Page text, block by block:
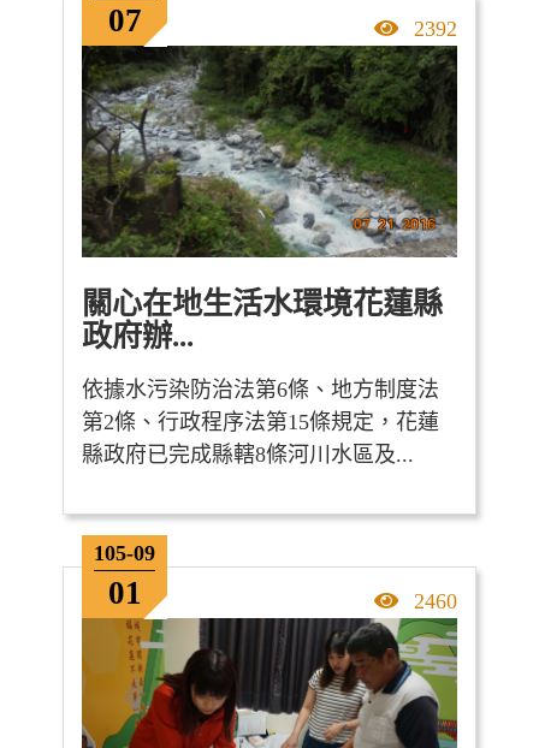
07 點擊率
2392
關心在地生活水環境花蓮縣
政府辦...
依據水污染防治法第6條、地方制度法
第2條、行政程序法第15條規定，花蓮
縣政府已完成縣轄8條河川水區及...
105-09
01 點擊率
2460